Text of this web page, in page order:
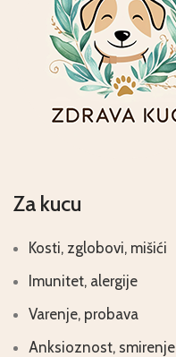
Za kucu
Kosti, zglobovi, mišići
Imunitet, alergije
Varenje, probava
Anksioznost, smirenje